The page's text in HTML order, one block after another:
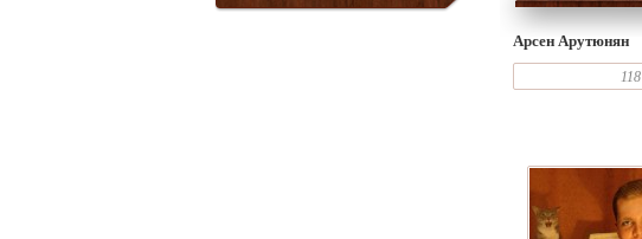
Арсен Арутюнян
118